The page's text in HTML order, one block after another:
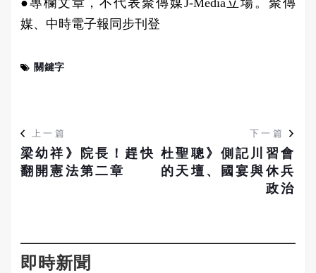
媒、中時電子報同步刊登
關鍵字
上一篇
梁幼祥》院長！趕快
翻開憲法第二章
下一篇
杜聖聰》側記川習會
的天壇、國宴與休兵
政治
即時新聞